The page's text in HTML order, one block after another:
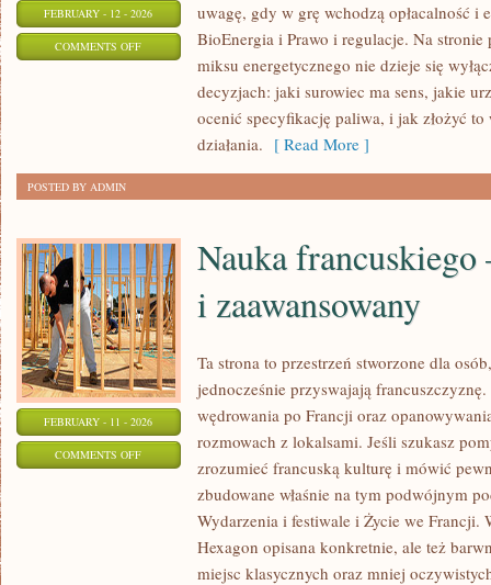
FEBRUARY - 12 - 2026
COMMENTS OFFON
SŁONECZNA
uwagę, gdy w grę wchodzą opłacalność i
BioEnergia i Prawo i regulacje. Na stronie
miksu energetycznego nie dzieje się
decyzjach: jaki surowiec ma sens, jakie
ocenić specyfikację paliwa, i jak złożyć
działania. [ Read More ]
POSTED BY ADMIN
FEBRUARY - 11 - 2026
COMMENTS OFFON
Nauka
i zaawansowany
Ta strona to przestrzeń stworzone dla
jednocześnie przyswajają
wędrowania po Francji oraz
rozmowach z lokalsami. Jeśli szukasz
zrozumieć francuską kulturę i mówić
zbudowane właśnie na tym podwójnym
Wydarzenia i festiwale i Życie we Francji.
Hexagon opisana konkretnie, ale też
miejsc klasycznych oraz mniej